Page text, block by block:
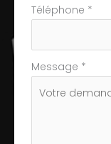
Téléphone *
Message *